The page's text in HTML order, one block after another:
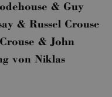
& Guy
& Russel Crouse
& John
von Niklas